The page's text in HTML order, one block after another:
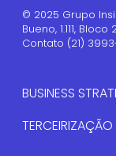
© 2025 Grupo
Bueno, 1.111,
Contato (21)
BUSINESS
TERCEIRIZAÇÃO